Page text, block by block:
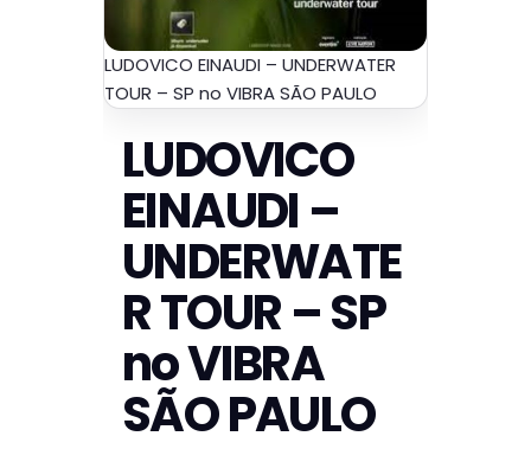
LUDOVICO EINAUDI – UNDERWATER
TOUR – SP no VIBRA SÃO PAULO
LUDOVICO
EINAUDI –
UNDERWATE
R TOUR – SP
no VIBRA
SÃO PAULO